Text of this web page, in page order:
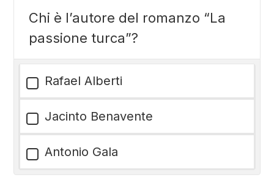
Chi è l’autore del romanzo “La
passione turca”?
Rafael Alberti
Jacinto Benavente
Antonio Gala